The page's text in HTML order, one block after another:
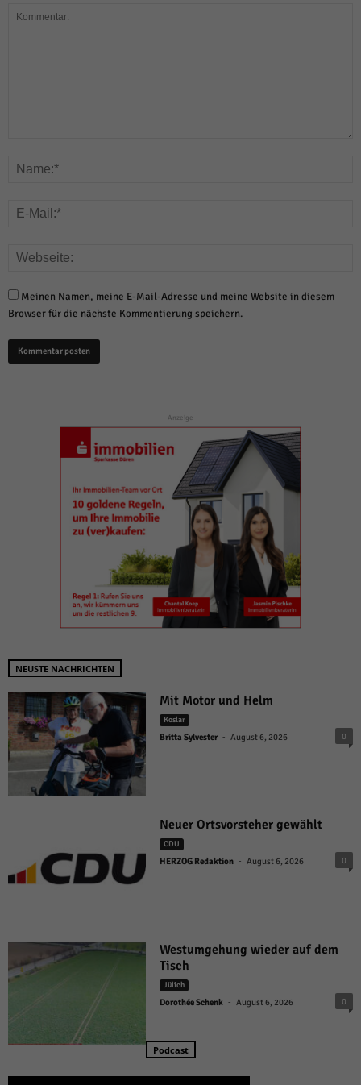
Meinen Namen, meine E-Mail-Adresse und meine Website in diesem
Browser für die nächste Kommentierung speichern.
- Anzeige -
NEUSTE NACHRICHTEN
Mit Motor und Helm
Koslar
Britta Sylvester - August 6, 2026 0
Neuer Ortsvorsteher gewählt
CDU
HERZOG Redaktion - August 6, 2026 0
Westumgehung wieder auf dem
Tisch
Jülich
Dorothée Schenk - August 6, 2026 0
Podcast